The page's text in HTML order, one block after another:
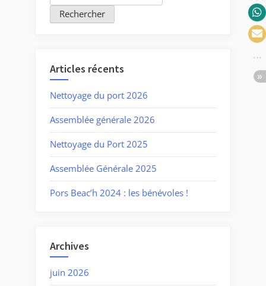
Rechercher
Articles récents
Nettoyage du port 2026
Assemblée générale 2026
Nettoyage du Port 2025
Assemblée Générale 2025
Pors Beac’h 2024 : les bénévoles !
Archives
juin 2026